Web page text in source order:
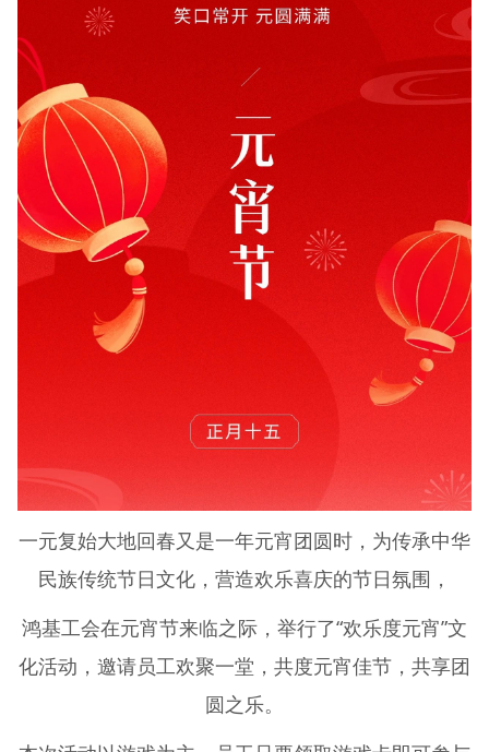
一元复始大地回春又是一年元宵团圆时，为传承中华
民族传统节日文化，营造欢乐喜庆的节日氛围，
鸿基工会在元宵节来临之际，举行了“欢乐度元宵”文
化活动，邀请员工欢聚一堂，共度元宵佳节，共享团
圆之乐。